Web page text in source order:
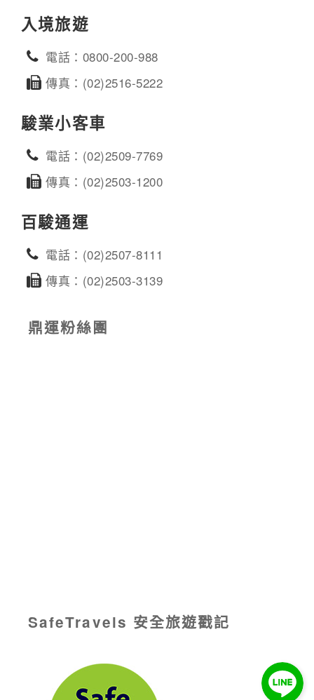
入境旅遊
電話：0800-200-988
傳真：(02)2516-5222
駿業小客車
電話：(02)2509-7769
傳真：(02)2503-1200
百駿通運
電話：(02)2507-8111
傳真：(02)2503-3139
鼎運粉絲團
SafeTravels 安全旅遊戳記